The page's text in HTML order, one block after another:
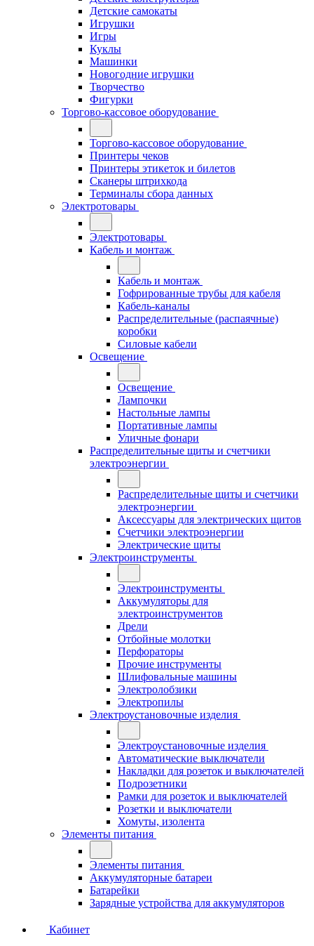
Детские самокаты
Игрушки
Игры
Куклы
Машинки
Новогодние игрушки
Творчество
Фигурки
Торгово-кассовое оборудование
Торгово-кассовое оборудование
Принтеры чеков
Принтеры этикеток и билетов
Сканеры штрихкода
Терминалы сбора данных
Электротовары
Электротовары
Кабель и монтаж
Кабель и монтаж
Гофрированные трубы для кабеля
Кабель-каналы
Распределительные (распаячные)
коробки
Силовые кабели
Освещение
Освещение
Лампочки
Настольные лампы
Портативные лампы
Уличные фонари
Распределительные щиты и счетчики
электроэнергии
Распределительные щиты и счетчики
электроэнергии
Аксессуары для электрических щитов
Счетчики электроэнергии
Электрические щиты
Электроинструменты
Электроинструменты
Аккумуляторы для
электроинструментов
Дрели
Отбойные молотки
Перфораторы
Прочие инструменты
Шлифовальные машины
Электролобзики
Электропилы
Электроустановочные изделия
Электроустановочные изделия
Автоматические выключатели
Накладки для розеток и выключателей
Подрозетники
Рамки для розеток и выключателей
Розетки и выключатели
Хомуты, изолента
Элементы питания
Элементы питания
Аккумуляторные батареи
Батарейки
Зарядные устройства для аккумуляторов
Кабинет